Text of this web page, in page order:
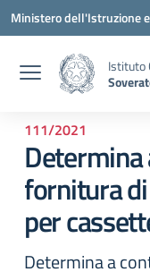
Vai ai contenuti
Vai al menu di navigazione
Vai al footer
Ministero dell'Istruzione
Istituto
111/2021
fornitura
per
Determina a